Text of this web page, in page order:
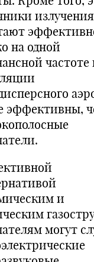
излучения
на одной
частоте
эффективны,
и
могут